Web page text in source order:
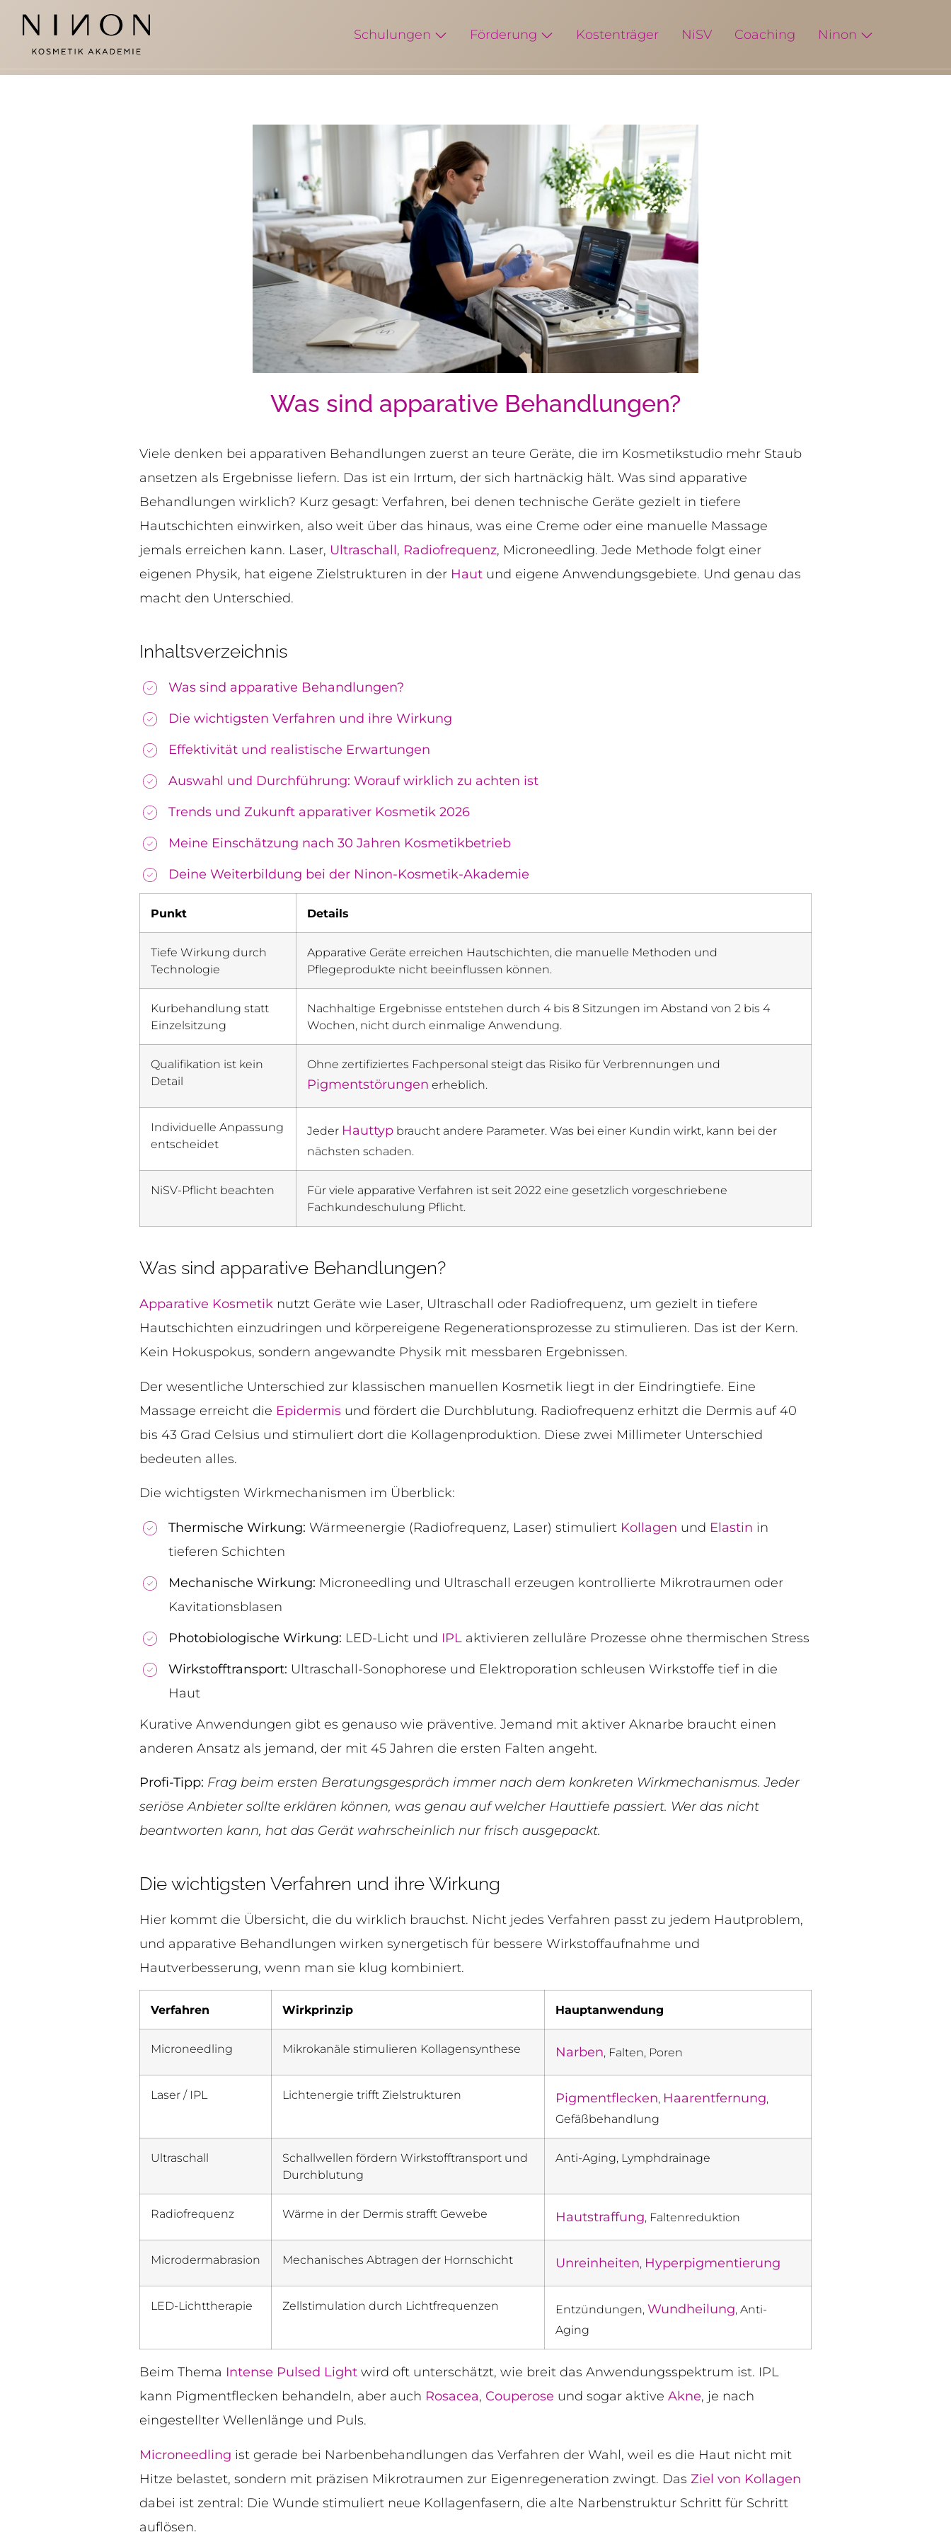
Schulungen Förderung Kostenträger NiSV Coaching Ninon
Was sind apparative Behandlungen?
Viele denken bei apparativen Behandlungen zuerst an teure Geräte, die im Kosmetikstudio mehr Staub
ansetzen als Ergebnisse liefern. Das ist ein Irrtum, der sich hartnäckig hält. Was sind apparative
Behandlungen wirklich? Kurz gesagt: Verfahren, bei denen technische Geräte gezielt in tiefere
Hautschichten einwirken, also weit über das hinaus, was eine Creme oder eine manuelle Massage
jemals erreichen kann. Laser, Ultraschall, Radiofrequenz, Microneedling. Jede Methode folgt einer
eigenen Physik, hat eigene Zielstrukturen in der Haut und eigene Anwendungsgebiete. Und genau das
macht den Unterschied.
Inhaltsverzeichnis
Was sind apparative Behandlungen?
Die wichtigsten Verfahren und ihre Wirkung
Effektivität und realistische Erwartungen
Auswahl und Durchführung: Worauf wirklich zu achten ist
Trends und Zukunft apparativer Kosmetik 2026
Meine Einschätzung nach 30 Jahren Kosmetikbetrieb
Deine Weiterbildung bei der Ninon-Kosmetik-Akademie
Punkt Details
Tiefe Wirkung durch
Technologie
Apparative Geräte erreichen Hautschichten, die manuelle Methoden und
Pflegeprodukte nicht beeinflussen können.
Kurbehandlung statt
Einzelsitzung
Nachhaltige Ergebnisse entstehen durch 4 bis 8 Sitzungen im Abstand von 2 bis 4
Wochen, nicht durch einmalige Anwendung.
Qualifikation ist kein
Detail
Ohne zertifiziertes Fachpersonal steigt das Risiko für Verbrennungen und
Pigmentstörungen erheblich.
Individuelle Anpassung
entscheidet
Jeder Hauttyp braucht andere Parameter. Was bei einer Kundin wirkt, kann bei der
nächsten schaden.
NiSV-Pflicht beachten
Für viele apparative Verfahren ist seit 2022 eine gesetzlich vorgeschriebene
Fachkundeschulung Pflicht.
Was sind apparative Behandlungen?
Apparative Kosmetik nutzt Geräte wie Laser, Ultraschall oder Radiofrequenz, um gezielt in tiefere
Hautschichten einzudringen und körpereigene Regenerationsprozesse zu stimulieren. Das ist der Kern.
Kein Hokuspokus, sondern angewandte Physik mit messbaren Ergebnissen.
Der wesentliche Unterschied zur klassischen manuellen Kosmetik liegt in der Eindringtiefe. Eine
Massage erreicht die Epidermis und fördert die Durchblutung. Radiofrequenz erhitzt die Dermis auf 40
bis 43 Grad Celsius und stimuliert dort die Kollagenproduktion. Diese zwei Millimeter Unterschied
bedeuten alles.
Die wichtigsten Wirkmechanismen im Überblick:
Thermische Wirkung: Wärmeenergie (Radiofrequenz, Laser) stimuliert Kollagen und Elastin in
tieferen Schichten
Mechanische Wirkung: Microneedling und Ultraschall erzeugen kontrollierte Mikrotraumen oder
Kavitationsblasen
Photobiologische Wirkung: LED-Licht und IPL aktivieren zelluläre Prozesse ohne thermischen Stress
Wirkstofftransport: Ultraschall-Sonophorese und Elektroporation schleusen Wirkstoffe tief in die
Haut
Kurative Anwendungen gibt es genauso wie präventive. Jemand mit aktiver Aknarbe braucht einen
anderen Ansatz als jemand, der mit 45 Jahren die ersten Falten angeht.
Profi-Tipp: Frag beim ersten Beratungsgespräch immer nach dem konkreten Wirkmechanismus. Jeder
seriöse Anbieter sollte erklären können, was genau auf welcher Hauttiefe passiert. Wer das nicht
beantworten kann, hat das Gerät wahrscheinlich nur frisch ausgepackt.
Die wichtigsten Verfahren und ihre Wirkung
Hier kommt die Übersicht, die du wirklich brauchst. Nicht jedes Verfahren passt zu jedem Hautproblem,
und apparative Behandlungen wirken synergetisch für bessere Wirkstoffaufnahme und
Hautverbesserung, wenn man sie klug kombiniert.
Verfahren Wirkprinzip Hauptanwendung
Microneedling Mikrokanäle stimulieren Kollagensynthese Narben, Falten, Poren
Laser / IPL Lichtenergie trifft Zielstrukturen Pigmentflecken, Haarentfernung,
Gefäßbehandlung
Ultraschall
Schallwellen fördern Wirkstofftransport und
Durchblutung
Anti-Aging, Lymphdrainage
Radiofrequenz Wärme in der Dermis strafft Gewebe Hautstraffung, Faltenreduktion
Microdermabrasion Mechanisches Abtragen der Hornschicht Unreinheiten, Hyperpigmentierung
LED-Lichttherapie Zellstimulation durch Lichtfrequenzen Entzündungen, Wundheilung, Anti-
Aging
Beim Thema Intense Pulsed Light wird oft unterschätzt, wie breit das Anwendungsspektrum ist. IPL
kann Pigmentflecken behandeln, aber auch Rosacea, Couperose und sogar aktive Akne, je nach
eingestellter Wellenlänge und Puls.
Microneedling ist gerade bei Narbenbehandlungen das Verfahren der Wahl, weil es die Haut nicht mit
Hitze belastet, sondern mit präzisen Mikrotraumen zur Eigenregeneration zwingt. Das Ziel von Kollagen
dabei ist zentral: Die Wunde stimuliert neue Kollagenfasern, die alte Narbenstruktur Schritt für Schritt
auflösen.